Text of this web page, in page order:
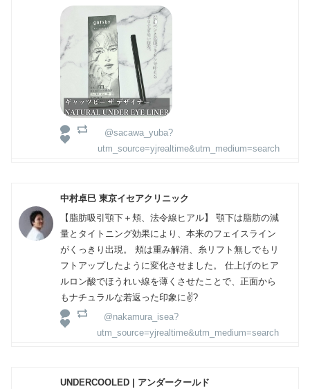
@sacawa_yuba?
utm_source=yjrealtime&utm_medium=search
中村卓巳 東京イセアクリニック
【脂肪吸引顎下＋頬、法令線ヒアル】 顎下は脂肪の減
量とタイトニング効果により、本来のフェイスライン
がくっきり出現。 頬は重み解消、糸リフト無しでもリ
フトアップしたように変化させました。 仕上げのヒア
ルロン酸でほうれい線を薄くさせたことで、正面から
もナチュラルな若返った印象に✌?
@nakamura_isea?
utm_source=yjrealtime&utm_medium=search
UNDERCOOLED | アンダークールド